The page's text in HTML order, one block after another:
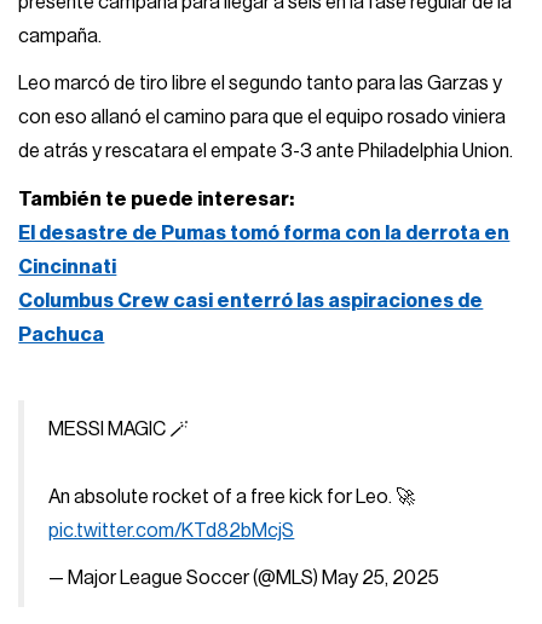
campaña.
Leo marcó de tiro libre el segundo tanto para las Garzas y
con eso allanó el camino para que el equipo rosado viniera
de atrás y rescatara el empate 3-3 ante Philadelphia Union.
También te puede interesar:
El desastre de Pumas tomó forma con la derrota en
Cincinnati
Columbus Crew casi enterró las aspiraciones de
Pachuca
MESSI MAGIC 🪄
An absolute rocket of a free kick for Leo. 🚀
pic.twitter.com/KTd82bMcjS
— Major League Soccer (@MLS) May 25, 2025